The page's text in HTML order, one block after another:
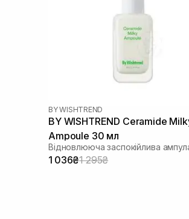
BY WISHTREND
BY WISHTREND Ceramide
Ampoule 30 мл
1 036₴1 295₴